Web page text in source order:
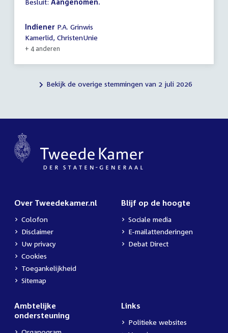
Indiener P.A. Grinwis
Kamerlid, ChristenUnie
+ 4 anderen
Bekijk de overige stemmingen van 2 juli 2026
Over Tweedekamer.nl
Colofon
Disclaimer
Uw privacy
Cookies
Toegankelijkheid
Sitemap
Blijf op de hoogte
Sociale media
E-mailattenderingen
Debat Direct
Ambtelijke
ondersteuning
Links
Politieke websites